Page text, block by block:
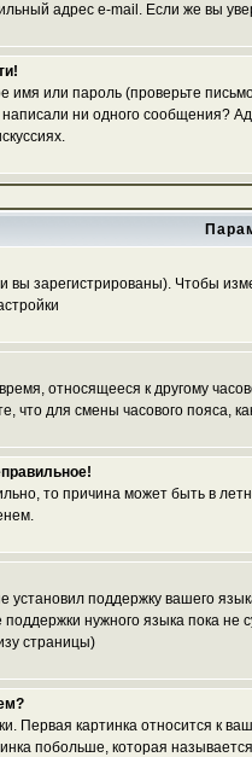
адрес e-mail. Если же вы
или пароль (проверьте
ни одного сообщения?
вы зарегистрированы). Чтобы
относящееся к другому
что для смены часового
то причина может быть в
установил поддержку вашего
нужного языка пока
страницы)
Первая картинка относится к
побольше, которая